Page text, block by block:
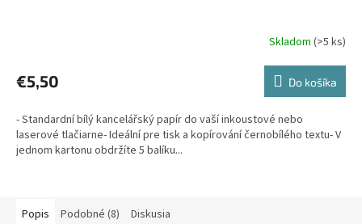
Skladom (>5 ks)
€5,50 Do košíka
- Standardní bílý kancelářský papír do vaší inkoustové nebo
laserové tlačiarne- Ideální pre tisk a kopírování černobílého textu- V
jednom kartonu obdržíte 5 balíku...
Popis Podobné (8) Diskusia